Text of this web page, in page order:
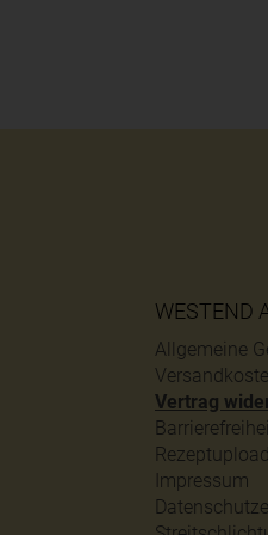
WESTEND
Allgemeine
Vertrag
Rezeptupload
Impressum